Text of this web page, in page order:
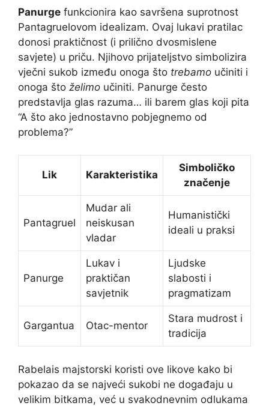
Panurge funkcionira kao savršena suprotnost
Pantagruelovom idealizam. Ovaj lukavi pratilac
donosi praktičnost (i prilično dvosmislene
savjete) u priču. Njihovo prijateljstvo simbolizira
vječni sukob između onoga što trebamo učiniti i
onoga što želimo učiniti. Panurge često
predstavlja glas razuma… ili barem glas koji pita
“A što ako jednostavno pobjegnemo od
problema?”
Lik Karakteristika
Simboličko
značenje
Pantagruel
Mudar ali
neiskusan
vladar
Humanistički
ideali u praksi
Panurge
Lukav i
praktičan
savjetnik
Ljudske
slabosti i
pragmatizam
Gargantua Otac-mentor
Stara mudrost i
tradicija
Rabelais majstorski koristi ove likove kako bi
pokazao da se najveći sukobi ne događaju u
velikim bitkama, već u svakodnevnim odlukama